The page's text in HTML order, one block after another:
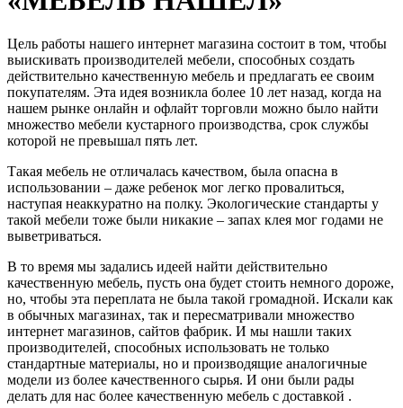
Цель работы нашего интернет магазина состоит в том, чтобы
выискивать производителей мебели, способных создать
действительно качественную мебель и предлагать ее своим
покупателям. Эта идея возникла более 10 лет назад, когда на
нашем рынке онлайн и офлайт торговли можно было найти
множество мебели кустарного производства, срок службы
которой не превышал пять лет.
Такая мебель не отличалась качеством, была опасна в
использовании – даже ребенок мог легко провалиться,
наступая неаккуратно на полку. Экологические стандарты у
такой мебели тоже были никакие – запах клея мог годами не
выветриваться.
В то время мы задались идеей найти действительно
качественную мебель, пусть она будет стоить немного дороже,
но, чтобы эта переплата не была такой громадной. Искали как
в обычных магазинах, так и пересматривали множество
интернет магазинов, сайтов фабрик. И мы нашли таких
производителей, способных использовать не только
стандартные материалы, но и производящие аналогичные
модели из более качественного сырья. И они были рады
делать для нас более качественную мебель с доставкой .